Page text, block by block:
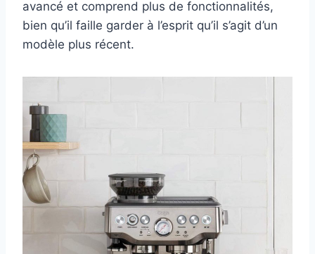
avancé et comprend plus de fonctionnalités,
bien qu’il faille garder à l’esprit qu’il s’agit d’un
modèle plus récent.